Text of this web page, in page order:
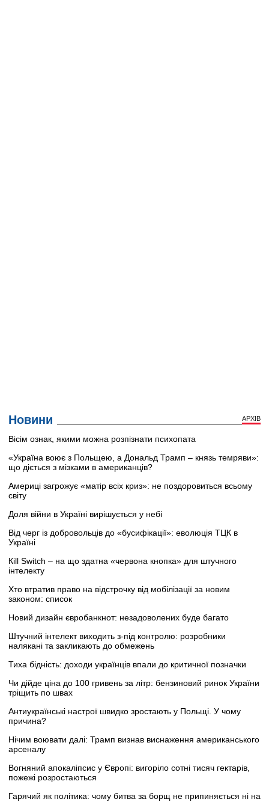
Новини АРХІВ
Вісім ознак, якими можна розпізнати психопата
«Україна воює з Польщею, а Дональд Трамп – князь темряви»:
що діється з мізками в американців?
Америці загрожує «матір всіх криз»: не поздоровиться всьому
світу
Доля війни в Україні вирішується у небі
Від черг із добровольців до «бусифікації»: еволюція ТЦК в
Україні
Кill Switch – на що здатна «червона кнопка» для штучного
інтелекту
Хто втратив право на відстрочку від мобілізації за новим
законом: список
Новий дизайн євробанкнот: незадоволених буде багато
Штучний інтелект виходить з-під контролю: розробники
налякані та закликають до обмежень
Тиха бідність: доходи українців впали до критичної позначки
Чи дійде ціна до 100 гривень за літр: бензиновий ринок України
тріщить по швах
Антиукраїнські настрої швидко зростають у Польщі. У чому
причина?
Нічим воювати далі: Трамп визнав виснаження американського
арсеналу
Вогняний апокаліпсис у Європі: вигоріло сотні тисяч гектарів,
пожежі розростаються
Гарячий як політика: чому битва за борщ не припиняється ні на